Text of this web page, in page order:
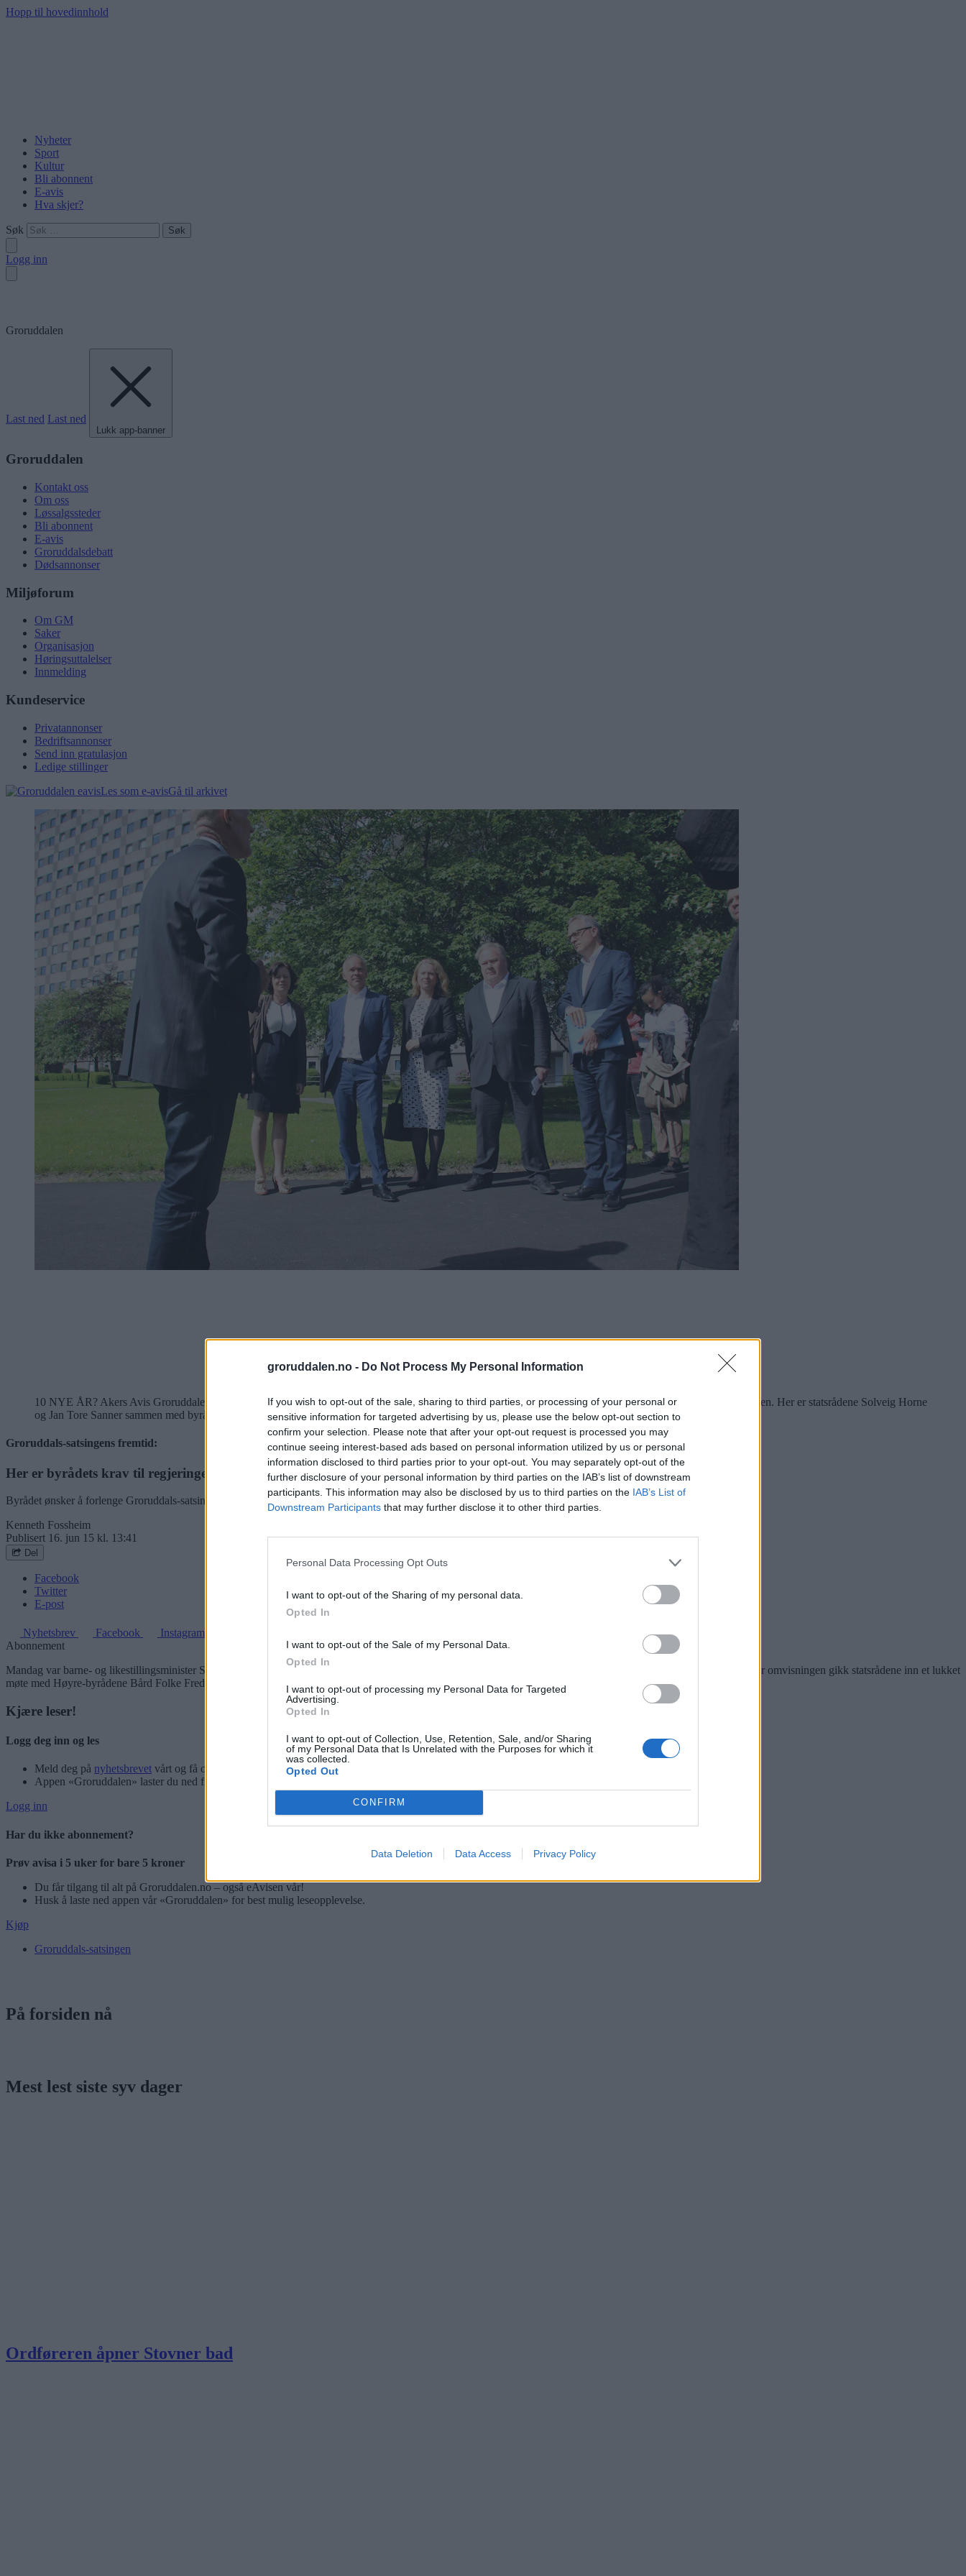
groruddalen.no - Do Not Process My Personal Information
If you wish to opt-out of the sale, sharing to third parties, or processing of your personal or
sensitive information for targeted advertising by us, please use the below opt-out section to
confirm your selection. Please note that after your opt-out request is processed you may
continue seeing interest-based ads based on personal information utilized by us or personal
information disclosed to third parties prior to your opt-out. You may separately opt-out of the
further disclosure of your personal information by third parties on the IAB’s list of downstream
participants. This information may also be disclosed by us to third parties on the IAB’s List of
Downstream Participants that may further disclose it to other third parties.
Personal Data Processing Opt Outs
I want to opt-out of the Sharing of my personal data.
Opted In
I want to opt-out of the Sale of my Personal Data.
Opted In
I want to opt-out of processing my Personal Data for Targeted
Advertising.
Opted In
I want to opt-out of Collection, Use, Retention, Sale, and/or Sharing
of my Personal Data that Is Unrelated with the Purposes for which it
was collected.
Opted Out
CONFIRM
Data Deletion Data Access Privacy Policy
Hopp til hovedinnhold
Nyheter
Sport
Kultur
Bli abonnent
E-avis
Hva skjer?
Søk
Logg inn
Groruddalen
Last ned Last ned
Lukk app-banner
Groruddalen
Kontakt oss
Om oss
Løssalgssteder
Bli abonnent
E-avis
Groruddalsdebatt
Dødsannonser
Miljøforum
Om GM
Saker
Organisasjon
Høringsuttalelser
Innmelding
Kundeservice
Privatannonser
Bedriftsannonser
Send inn gratulasjon
Ledige stillinger
Les som e-avisGå til arkivet
10 NYE ÅR? Akers Avis Groruddalen er kjent med at byrådet har spilt en rekke ønsker og krav til regjeringen som handler om forlegense av Groruddals-satsingen. Her er statsrådene Solveig Horne
og Jan Tore Sanner sammen med byrådene Anniken Hauglie, Bård Folke Fredriksen og Øystein Eriksen Søreide på Ammerud. Foto: Bilde 1 av 1
Groruddals-satsingens fremtid:
Her er byrådets krav til regjeringen
Byrådet ønsker å forlenge Groruddals-satsingen med ti nye år, og de vil prioritere tiltak som områdeløft, forebyggende helsearbeid, norskopplæring og integrering.
Kenneth Fossheim
Publisert 16. jun 15 kl. 13:41
Del
Facebook
Twitter
E-post
Nyhetsbrev Facebook
Instagram
Abonnement
Mandag var barne- og likestillingsminister Solveig Horne (Frp) og kommunalminister Jan Tore Sanner (H) på Ammerud for å se hvordan områdeløftet har fungert. Etter omvisningen gikk statsrådene inn et lukket
møte med Høyre-byrådene Bård Folke Fredriksen, Anniken Hauglie og Øystein Eriksen Søreide.
Kjære leser!
Logg deg inn og les
Meld deg på nyhetsbrevet vårt og få oppdateringer rett i innboksen.
Appen «Groruddalen» laster du ned fra App Store og Google Play
Logg inn
Har du ikke abonnement?
Prøv avisa i 5 uker for bare 5 kroner
Du får tilgang til alt på Groruddalen.no – også eAvisen vår!
Husk å laste ned appen vår «Groruddalen» for best mulig leseopplevelse.
Kjøp
Groruddals-satsingen
På forsiden nå
Mest lest siste syv dager
Ordføreren åpner Stovner bad